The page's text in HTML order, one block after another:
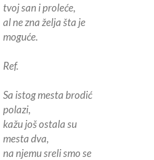
tvoj san i proleće,
al ne zna želja šta je
moguće.
Ref.
Sa istog mesta brodić
polazi,
kažu još ostala su
mesta dva,
na njemu sreli smo se